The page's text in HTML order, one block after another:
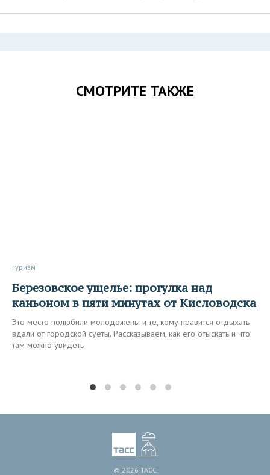
СМОТРИТЕ ТАКЖЕ
Туризм
Березовское ущелье: прогулка над
каньоном в пяти минутах от Кисловодска
Это место полюбили молодожены и те, кому нравится отдыхать
вдали от городской суеты. Рассказываем, как его отыскать и что
там можно увидеть
© 2026 ТАСС